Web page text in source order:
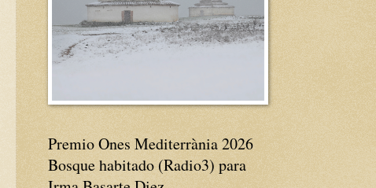
Premio Ones Mediterrània 2026
Bosque habitado (Radio3) para